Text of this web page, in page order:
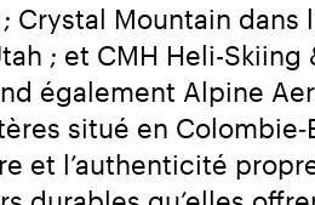
Crystal Mountain dans
; et CMH Heli-
également Alpine
situé en
et l’authenticité